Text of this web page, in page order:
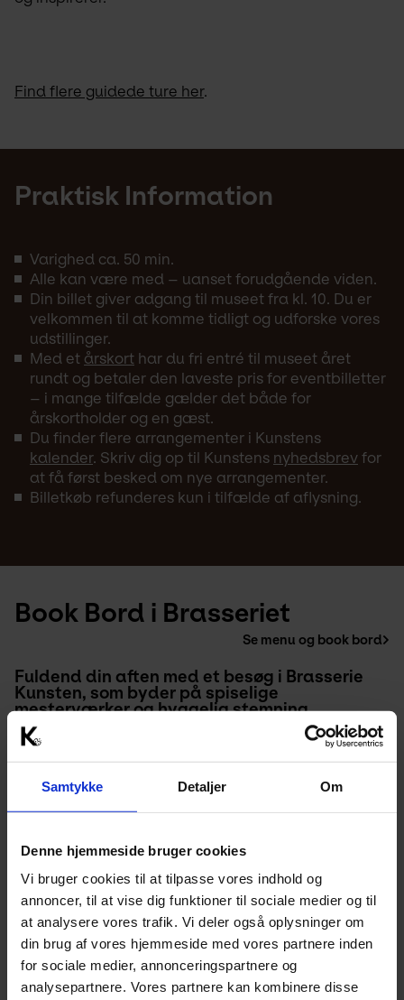
Samtykke Detaljer Om
Denne hjemmeside bruger cookies
Vi bruger cookies til at tilpasse vores indhold og
annoncer, til at vise dig funktioner til sociale medier og til
at analysere vores trafik. Vi deler også oplysninger om
din brug af vores hjemmeside med vores partnere inden
for sociale medier, annonceringspartnere og
analysepartnere. Vores partnere kan kombinere disse
Find flere guidede ture her.
Praktisk Information
Varighed ca. 50 min.
Alle kan være med – uanset forudgående viden.
Din billet giver adgang til museet fra kl. 10. Du er
velkommen til at komme tidligt og udforske vores
udstillinger.
Med et årskort har du fri entré til museet året
rundt og betaler den laveste pris for eventbilletter
– i mange tilfælde gælder det både for
årskortholder og en gæst.
Du finder flere arrangementer i Kunstens
kalender. Skriv dig op til Kunstens nyhedsbrev for
at få først besked om nye arrangementer.
Billetkøb refunderes kun i tilfælde af aflysning.
Book Bord i Brasseriet
Se menu og book bord
Fuldend din aften med et besøg i Brasserie
Kunsten, som byder på spiselige
mesterværker og hyggelig stemning.